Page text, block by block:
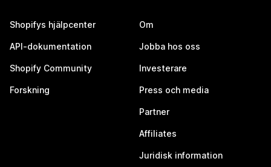
Shopifys hjälpcenter
API-dokumentation
Shopify Community
Forskning
Om
Jobba hos oss
Investerare
Press och media
Partner
Affiliates
Juridisk information